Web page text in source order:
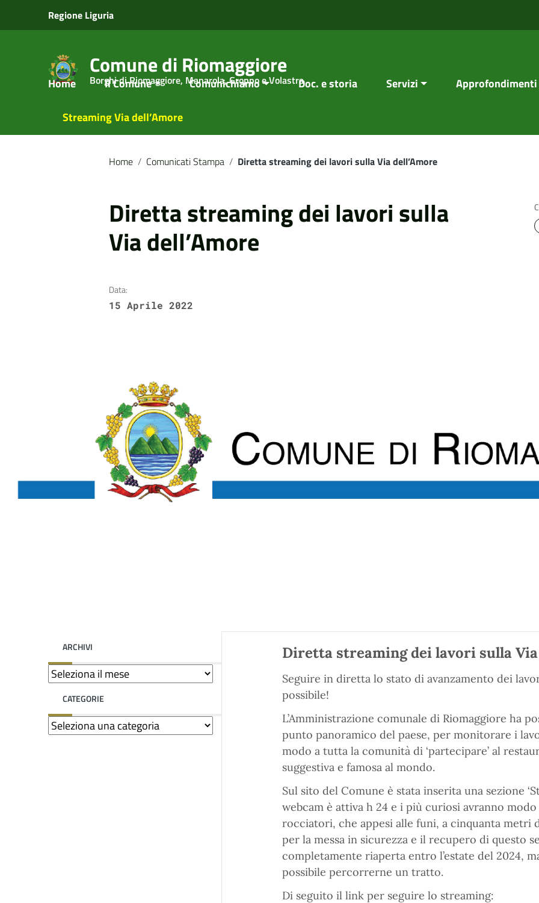
Vai ai contenuti
Vai al menu di navigazione
Regione Liguria
Comune di Riomaggiore
Borghi di Riomaggiore, Manarola, Groppo e Volastra
Home Il Comune Comunichiamo Doc. e storia Servizi Approfondimenti
Streaming Via dell’Amore
Home / Comunicati Stampa / Diretta streaming dei lavori sulla Via dell’Amore
Diretta streaming dei lavori sulla
Via dell’Amore
Data:
15 Aprile 2022
ARCHIVI
CATEGORIE
Diretta streaming dei lavori sulla Via
Seguire in diretta lo stato di avanzamento dei
possibile!
L’Amministrazione comunale di Riomaggiore ha
punto panoramico del paese, per monitorare i
modo a tutta la comunità di ‘partecipare’ al
suggestiva e famosa al mondo.
Sul sito del Comune è stata inserita una sezione
webcam è attiva h 24 e i più curiosi avranno
rocciatori, che appesi alle funi, a cinquanta metri
per la messa in sicurezza e il recupero di questo
completamente riaperta entro l’estate del 2024,
possibile percorrerne un tratto.
Di seguito il link per seguire lo streaming: